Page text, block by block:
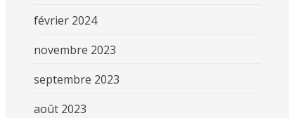
février 2024
novembre 2023
septembre 2023
août 2023